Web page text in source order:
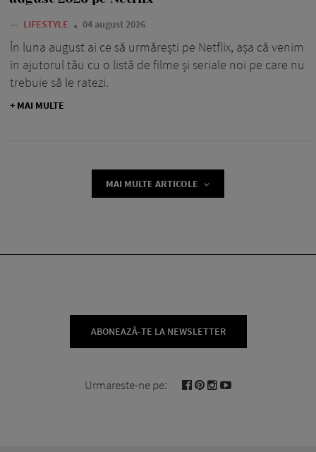
— LIFESTYLE 04 august 2026
În luna august ai ce să urmărești pe Netflix, așa că venim
în ajutorul tău cu o listă de filme și seriale noi pe care nu
trebuie să le ratezi.
+ MAI MULTE
MAI MULTE ARTICOLE
ABONEAZĂ-TE LA NEWSLETTER
Urmareste-ne pe: